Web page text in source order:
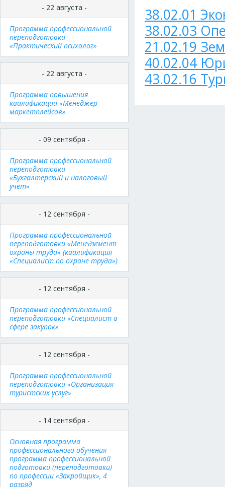
- 22 августа -
Программа профессиональной
переподготовки
«Практический психолог»
- 22 августа -
Программа повышения
квалификации «Менеджер
маркетплейсов»
- 09 сентября -
Программа профессиональной
переподготовки
«Бухгалтерский и налоговый
учёт»
- 12 сентября -
Программа профессиональной
переподготовки «Менеджмент
охраны труда» (квалификация
«Специалист по охране труда»)
- 12 сентября -
Программа профессиональной
переподготовки «Специалист в
сфере закупок»
- 12 сентября -
Программа профессиональной
переподготовки «Организация
туристских услуг»
- 14 сентября -
Основная программа
профессионального обучения –
программа профессиональной
подготовки (переподготовки)
по профессии «Закройщик», 4
разряд
38.02.01
38.02.03
21.02.19
40.02.04
43.02.16